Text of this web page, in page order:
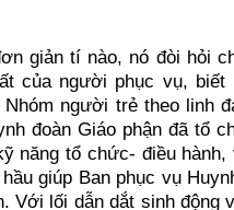
giản tí nào, nó đòi hỏi
của người phục vụ, biết
người trẻ theo linh
đoàn Giáo phận đã tổ
năng tổ chức- điều hành,
giúp Ban phục vụ
Với lối dẫn dắt sinh động